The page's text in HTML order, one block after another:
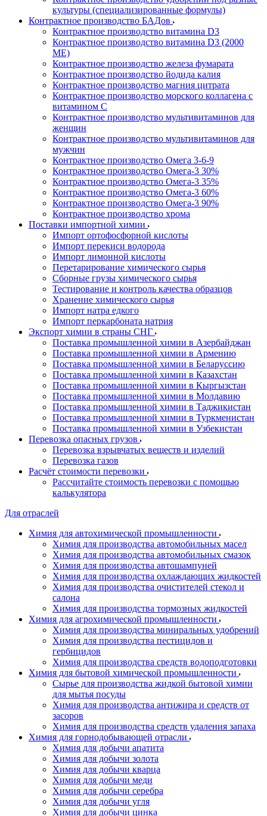
культуры (специализированные формулы)
Контрактное производство БАДов
Контрактное производство витамина D3
Контрактное производство витамина D3 (2000
МЕ)
Контрактное производство железа фумарата
Контрактное производство йодида калия
Контрактное производство магния цитрата
Контрактное производство морского коллагена с
витамином С
Контрактное производство мультивитаминов для
женщин
Контрактное производство мультивитаминов для
мужчин
Контрактное производство Омега 3-6-9
Контрактное производство Омега-3 30%
Контрактное производство Омега-3 35%
Контрактное производство Омега-3 60%
Контрактное производство Омега-3 90%
Контрактное производство хрома
Поставки импортной химии
Импорт ортофосфорной кислоты
Импорт перекиси водорода
Импорт лимонной кислоты
Перетарирование химического сырья
Сборные грузы химического сырья
Тестирование и контроль качества образцов
Хранение химического сырья
Импорт натра едкого
Импорт перкарбоната натрия
Экспорт химии в страны СНГ
Поставка промышленной химии в Азербайджан
Поставка промышленной химии в Армению
Поставка промышленной химии в Беларуссию
Поставка промышленной химии в Казахстан
Поставка промышленной химии в Кыргызстан
Поставка промышленной химии в Молдавию
Поставка промышленной химии в Таджикистан
Поставка промышленной химии в Туркменистан
Поставка промышленной химии в Узбекистан
Перевозка опасных грузов
Перевозка взрывчатых веществ и изделий
Перевозка газов
Расчёт стоимости перевозки
Рассчитайте стоимость перевозки с помощью
калькулятора
Для отраслей
Химия для автохимической промышленности
Химия для производства автомобильных масел
Химия для производства автомобильных смазок
Химия для производства автошампуней
Химия для производства охлаждающих жидкостей
Химия для производства очистителей стекол и
салона
Химия для производства тормозных жидкостей
Химия для агрохимической промышленности
Химия для производства миниральных удобрений
Химия для производства пестицидов и
гербицидов
Химия для производства средств водоподготовки
Химия для бытовой химической промышленности
Сырье для производства жидкой бытовой химии
для мытья посуды
Химия для производства антижира и средств от
засоров
Химия для производства средств удаления запаха
Химия для горнодобывающей отрасли
Химия для добычи апатита
Химия для добычи золота
Химия для добычи кварца
Химия для добычи меди
Химия для добычи серебра
Химия для добычи угля
Химия для добычи цинка